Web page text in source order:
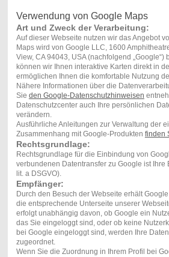
Verwendung von Google Maps
Art und Zweck der Verarbeitung:
Auf dieser Webseite nutzen wir das Angebot
Maps wird von Google LLC, 1600
View, CA 94043, USA (nachfolgend „Google“)
können wir Ihnen interaktive Karten direkt in
ermöglichen Ihnen die komfortable Nutzung
Nähere Informationen über die
Sie den Google-Datenschutzhinweisen
Datenschutzcenter auch Ihre persönlichen
verändern.
Ausführliche Anleitungen zur Verwaltung der
Zusammenhang mit Google-Produkten finden
Rechtsgrundlage:
Rechtsgrundlage für die Einbindung von
verbundenen Datentransfer zu Google ist Ihre
lit. a DSGVO).
Empfänger:
Durch den Besuch der Webseite erhält
die entsprechende Unterseite unserer
erfolgt unabhängig davon, ob Google ein
das Sie eingeloggt sind, oder ob keine
bei Google eingeloggt sind, werden Ihre
zugeordnet.
Wenn Sie die Zuordnung in Ihrem Profil bei